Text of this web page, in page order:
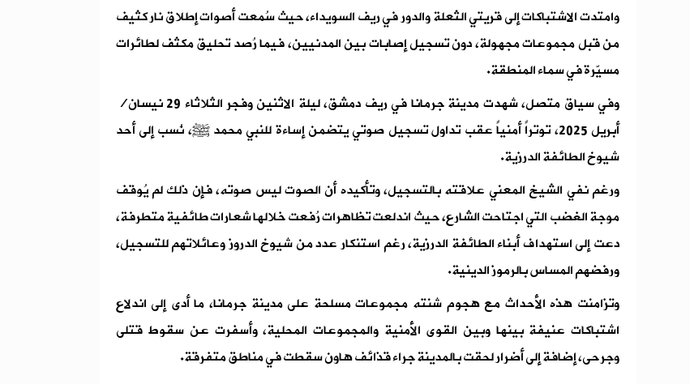
وامتدت الاشتباكات إلى قريتي الثعلة والدور في ريف السويداء، حيث سُمعت أصوات إطلاق نار كثيف
من قبل مجموعات مجهولة، دون تسجيل إصابات بين المدنيين، فيما رُصد تحليق مكثف لطائرات
مسيّرة في سماء المنطقة.
وفي سياق متصل، شهدت مدينة جرمانا في ريف دمشق، ليلة الاثنين وفجر الثلاثاء 29 نيسان/
أبريل 2025، توتراً أمنياً عقب تداول تسجيل صوتي يتضمن إساءة للنبي محمد ﷺ، نُسب إلى أحد
شيوخ الطائفة الدرزية.
ورغم نفي الشيخ المعني علاقته بالتسجيل، وتأكيده أن الصوت ليس صوته، فإن ذلك لم يُوقف
موجة الغضب التي اجتاحت الشارع، حيث اندلعت تظاهرات رُفعت خلالها شعارات طائفية متطرفة،
دعت إلى استهداف أبناء الطائفة الدرزية، رغم استنكار عدد من شيوخ الدروز وعائلاتهم للتسجيل،
ورفضهم المساس بالرموز الدينية.
وتزامنت هذه الأحداث مع هجوم شنته مجموعات مسلحة على مدينة جرمانا، ما أدى إلى اندلاع
اشتباكات عنيفة بينها وبين القوى الأمنية والمجموعات المحلية، وأسفرت عن سقوط قتلى
وجرحى، إضافة إلى أضرار لحقت بالمدينة جراء قذائف هاون سقطت في مناطق متفرقة.